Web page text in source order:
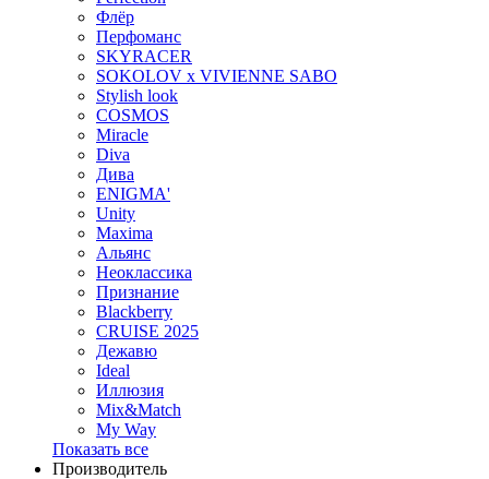
Флёр
Перфоманс
SKYRACER
SOKOLOV x VIVIENNE SABO
Stylish look
COSMOS
Miracle
Diva
Дива
ENIGMA'
Unity
Maxima
Альянс
Неоклассика
Признание
Blackberry
CRUISE 2025
Дежавю
Ideal
Иллюзия
Mix&Match
My Way
Показать все
Производитель